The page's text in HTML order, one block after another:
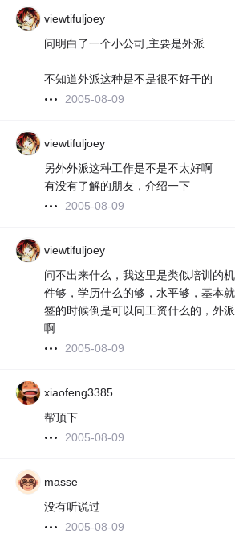
viewtifuljoey
问明白了一个小公司,主要是外派
不知道外派这种是不是很不好干的
2005-08-09
viewtifuljoey
另外外派这种工作是不是不太好啊
有没有了解的朋友，介绍一下
2005-08-09
viewtifuljoey
问不出来什么，我这里是类似培训的
件够，学历什么的够，水平够，基本
签的时候倒是可以问工资什么的，外
啊
2005-08-09
xiaofeng3385
帮顶下
2005-08-09
masse
没有听说过
2005-08-09